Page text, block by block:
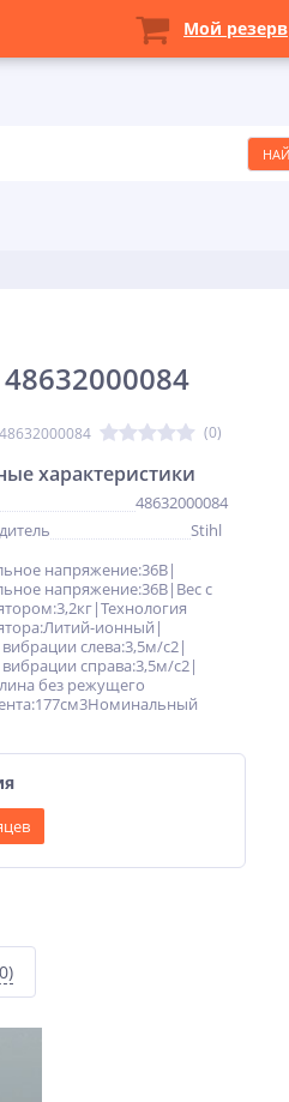
(0)
характеристики
48632000084
Stihl
напряжение:36В|
напряжение:36В|Вес с
ионный|
слева:3,5м/с2|
справа:3,5м/с2|
без режущего
Мой резерв